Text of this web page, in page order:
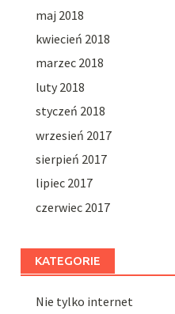
maj 2018
kwiecień 2018
marzec 2018
luty 2018
styczeń 2018
wrzesień 2017
sierpień 2017
lipiec 2017
czerwiec 2017
KATEGORIE
Nie tylko internet